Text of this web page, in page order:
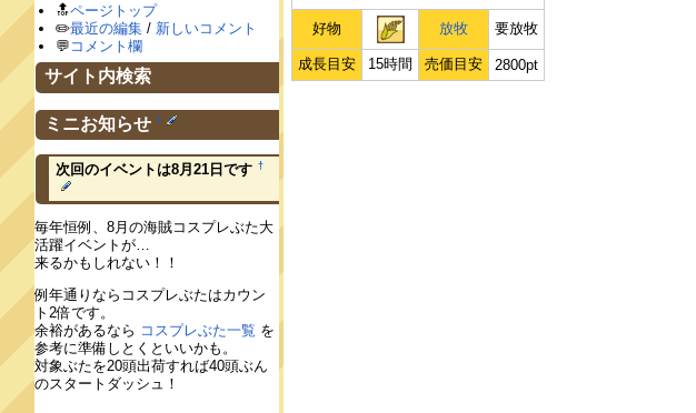
好物 放牧 要放牧
成長目安 15時間 売価目安 2800pt
🔝ページトップ
✏️最近の編集 / 新しいコメント
💬 コメント欄
サイト内検索
ミニお知らせ †
次回のイベントは8月21日です †
毎年恒例、8月の海賊コスプレぶた大
活躍イベントが…
来るかもしれない！！
例年通りならコスプレぶたはカウン
ト2倍です。
余裕があるなら コスプレぶた一覧 を
参考に準備しとくといいかも。
対象ぶたを20頭出荷すれば40頭ぶん
のスタートダッシュ！